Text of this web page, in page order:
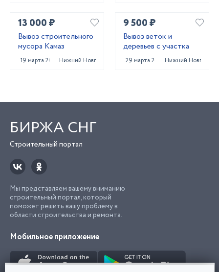
13 000 ₽
Вывоз строительного
мусора Камаз
19 марта 2025 Нижний Новгород
9 500 ₽
Вывоз веток и
деревьев с участка
29 марта 2025 Нижний Новгород
БИРЖА СНГ
Строительный портал
Мы представляем вашему вниманию
строительный портал, который
поможет решить вашу проблему в
области строительства и ремонта.
Мобильное приложение